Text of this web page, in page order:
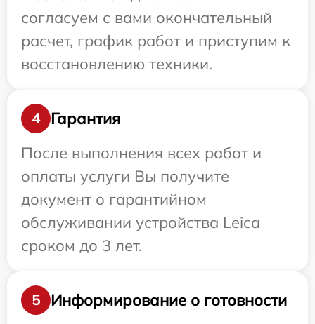
согласуем с вами окончательный
расчет, график работ и приступим к
восстановлению техники.
4
Гарантия
После выполнения всех работ и
оплаты услуги Вы получите
документ о гарантийном
обслуживании устройства Leica
сроком до 3 лет.
5
Информирование о готовности